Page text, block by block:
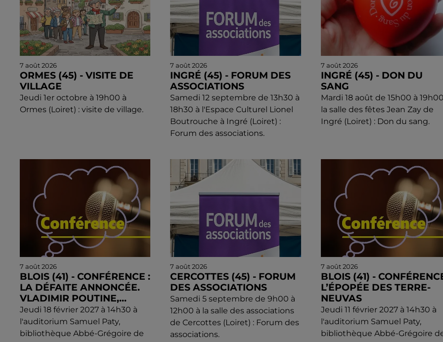
7 août 2026
ORMES (45) - VISITE DE
VILLAGE
Jeudi 1er octobre à 19h00 à
Ormes (Loiret) : visite de village.
7 août 2026
INGRÉ (45) - FORUM DES
ASSOCIATIONS
Samedi 12 septembre de 13h30 à
18h30 à l'Espace Culturel Lionel
Boutrouche à Ingré (Loiret) :
Forum des associations.
7 août 2026
INGRÉ (45) - DON DU
SANG
Mardi 18 août de 15h00 à
la salle des fêtes Jean Zay de
Ingré (Loiret) : Don du sang.
7 août 2026
BLOIS (41) - CONFÉRENCE :
LA DÉFAITE ANNONCÉE.
VLADIMIR POUTINE,...
Jeudi 18 février 2027 à 14h30 à
l'auditorium Samuel Paty,
bibliothèque Abbé-Grégoire de
7 août 2026
CERCOTTES (45) - FORUM
DES ASSOCIATIONS
Samedi 5 septembre de 9h00 à
12h00 à la salle des associations
de Cercottes (Loiret) : Forum des
associations.
7 août 2026
BLOIS (41) -
L’ÉPOPÉE DES TERRE-
NEUVAS
Jeudi 11 février 2027 à 14h30 à
l'auditorium Samuel Paty,
bibliothèque Abbé-Grégoire